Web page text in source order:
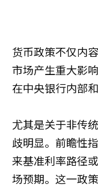
货币政策不仅内
市场产生重大影
在中央银行内部
尤其是关于非传
歧明显。前瞻性
来基准利率路径
场预期。这一政